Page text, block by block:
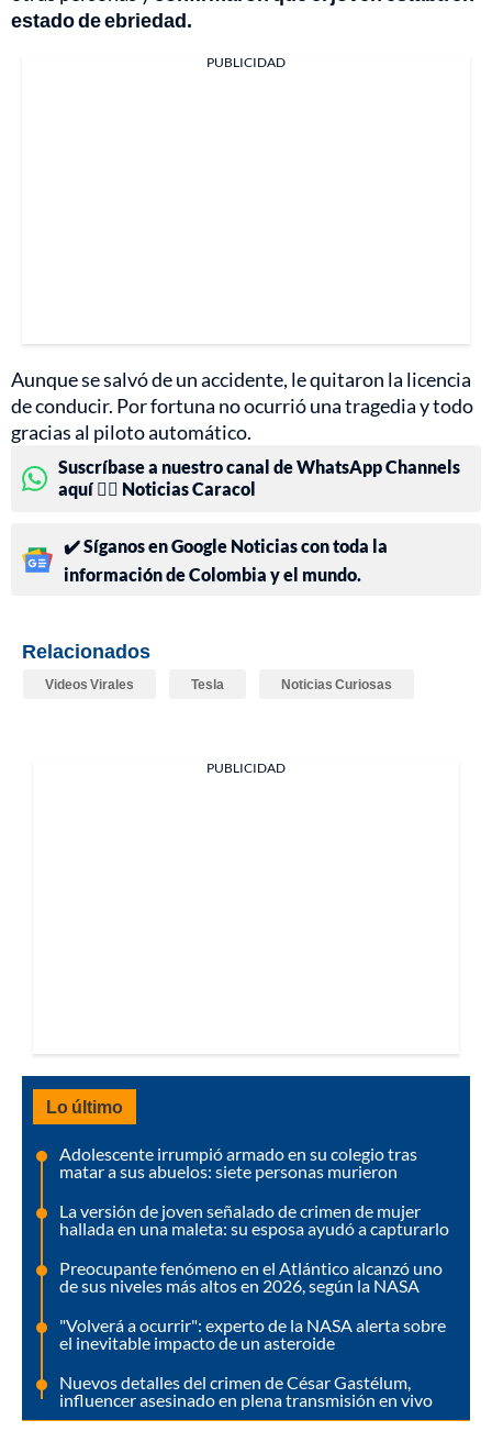
estado de ebriedad.
PUBLICIDAD
Aunque se salvó de un accidente, le quitaron la licencia
de conducir. Por fortuna no ocurrió una tragedia y todo
gracias al piloto automático.
Suscríbase a nuestro canal de WhatsApp Channels
aquí 👉🏻 Noticias Caracol
✔️ Síganos en Google Noticias con toda la
información de Colombia y el mundo.
Relacionados
Videos Virales Tesla Noticias Curiosas
PUBLICIDAD
Lo último
Adolescente irrumpió armado en su colegio tras
matar a sus abuelos: siete personas murieron
La versión de joven señalado de crimen de mujer
hallada en una maleta: su esposa ayudó a capturarlo
Preocupante fenómeno en el Atlántico alcanzó uno
de sus niveles más altos en 2026, según la NASA
"Volverá a ocurrir": experto de la NASA alerta sobre
el inevitable impacto de un asteroide
Nuevos detalles del crimen de César Gastélum,
influencer asesinado en plena transmisión en vivo